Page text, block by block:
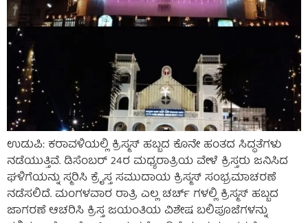
ಉಡುಪಿ: ಕರಾವಳಿಯಲ್ಲಿ ಕ್ರಿಸ್ಮಸ್ ಹಬ್ಬದ ಕೊನೇ ಹಂತದ ಸಿದ್ಧತೆಗಳು
ನಡೆಯುತ್ತಿವೆ. ಡಿಸೆಂಬರ್ 24ರ ಮಧ್ಯರಾತ್ರಿಯ ವೇಳೆ ಕ್ರಿಸ್ತರು ಜನಿಸಿದ
ಘಳಿಗೆಯನ್ನು ಸ್ಮರಿಸಿ ಕ್ರೈಸ್ತ ಸಮುದಾಯ ಕ್ರಿಸ್ಮಸ್ ಸಂಭ್ರಮಾಚರಣೆ
ನಡೆಸಲಿದೆ. ಮಂಗಳವಾರ ರಾತ್ರಿ ಎಲ್ಲ ಚರ್ಚ್ ಗಳಲ್ಲಿ ಕ್ರಿಸ್ಮಸ್ ಹಬ್ಬದ
ಜಾಗರಣೆ ಆಚರಿಸಿ ಕ್ರಿಸ್ತ ಜಯಂತಿಯ ವಿಶೇಷ ಬಲಿಪೂಜೆಗಳನ್ನು